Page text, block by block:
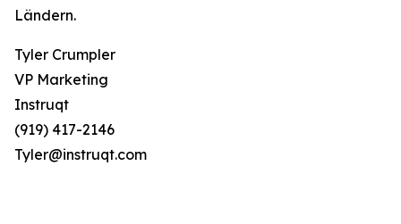
Ländern.
Tyler Crumpler
VP Marketing
Instruqt
(919) 417-2146
Tyler@instruqt.com